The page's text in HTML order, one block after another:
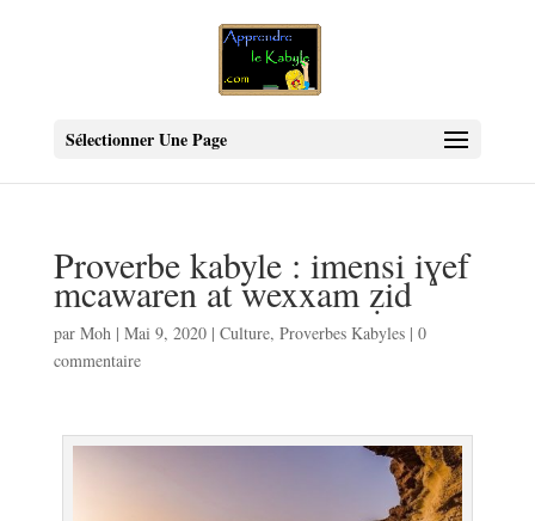
Sélectionner Une Page
Proverbe kabyle : imensi iɣef
mcawaren at wexxam ẓid
par Moh| Mai 9, 2020| Culture, Proverbes Kabyles| 0
commentaire